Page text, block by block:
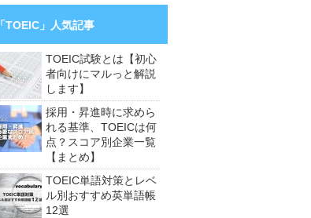
「TOEIC」人気記事
TOEIC試験とは【初心
者向けにマルっと解説
します】
採用・昇進時に求めら
れる基準、TOEICは何
点？スコア別企業一覧
【まとめ】
TOEIC単語対策とレベ
ル別おすすめ英単語帳
12選